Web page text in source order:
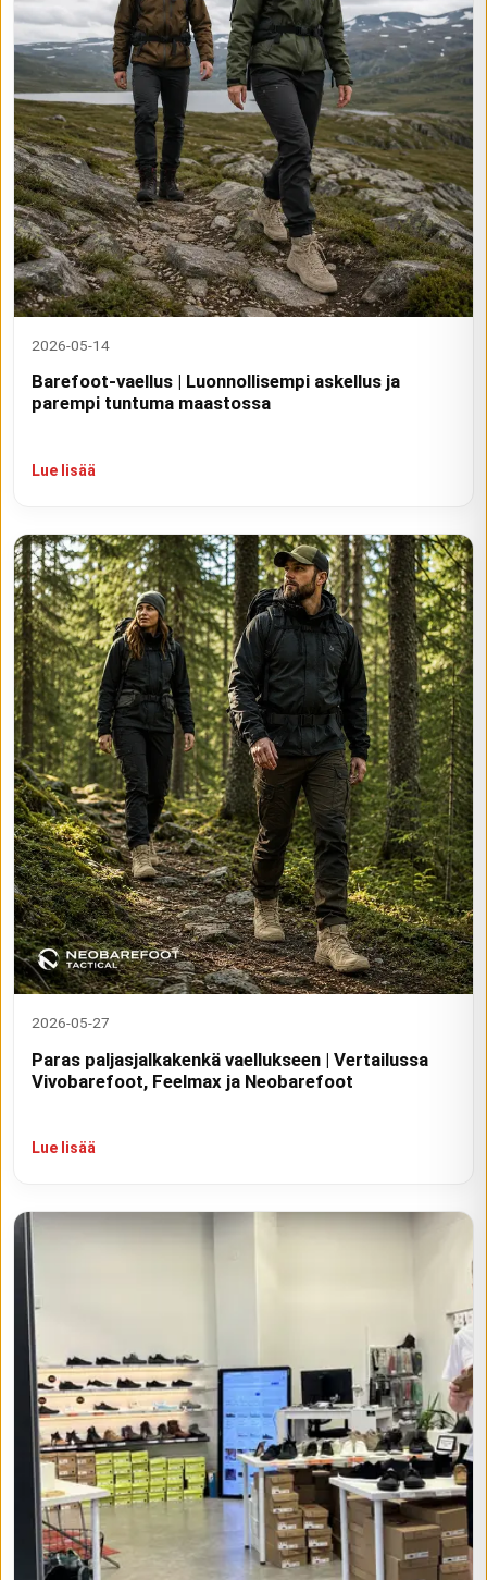
2026-05-14
Barefoot-vaellus | Luonnollisempi askellus ja
parempi tuntuma maastossa
Lue lisää
2026-05-27
Paras paljasjalkakenkä vaellukseen | Vertailussa
Vivobarefoot, Feelmax ja Neobarefoot
Lue lisää